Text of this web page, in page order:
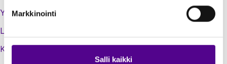
Markkinointi
Salli kaikki
Yhteystiedot
Laskutustiedot
Kirjaudu sisään jäsenextraan